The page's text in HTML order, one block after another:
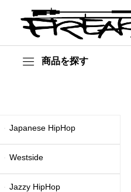
商品を探す
Japanese HipHop
Westside
Jazzy HipHop